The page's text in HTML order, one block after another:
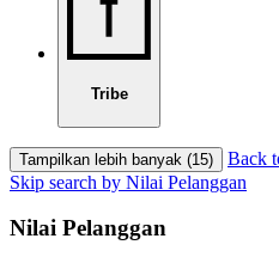
Tribe
Tampilkan lebih banyak (15)
Back
Skip search by Nilai Pelanggan
Nilai Pelanggan